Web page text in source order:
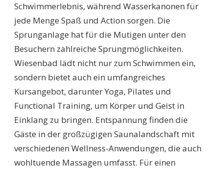
Schwimmerlebnis, während Wasserkanonen für
jede Menge Spaß und Action sorgen. Die
Sprunganlage hat für die Mutigen unter den
Besuchern zahlreiche Sprungmöglichkeiten.
Wiesenbad lädt nicht nur zum Schwimmen ein,
sondern bietet auch ein umfangreiches
Kursangebot, darunter Yoga, Pilates und
Functional Training, um Körper und Geist in
Einklang zu bringen. Entspannung finden die
Gäste in der großzügigen Saunalandschaft mit
verschiedenen Wellness-Anwendungen, die auch
wohltuende Massagen umfasst. Für einen